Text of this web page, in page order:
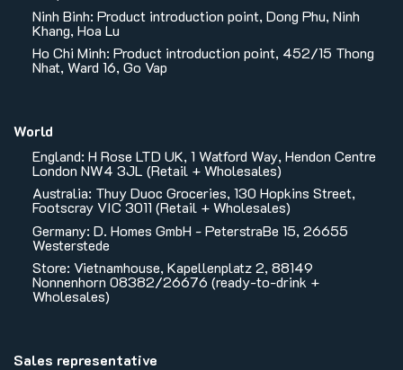
Ninh Binh: Product introduction point, Dong Phu, Ninh
Khang, Hoa Lu
Ho Chi Minh: Product introduction point, 452/15 Thong
Nhat, Ward 16, Go Vap
World
England: H Rose LTD UK, 1 Watford Way, Hendon Centre
London NW4 3JL (Retail + Wholesales)
Australia: Thuy Duoc Groceries, 130 Hopkins Street,
Footscray VIC 3011 (Retail + Wholesales)
Germany: D. Homes GmbH - PeterstraBe 15, 26655
Westerstede
Store: Vietnamhouse, Kapellenplatz 2, 88149
Nonnenhorn 08382/26676 (ready-to-drink +
Wholesales)
Sales representative